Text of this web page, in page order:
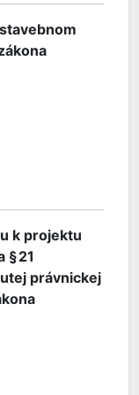
k projektu
21
právnickej